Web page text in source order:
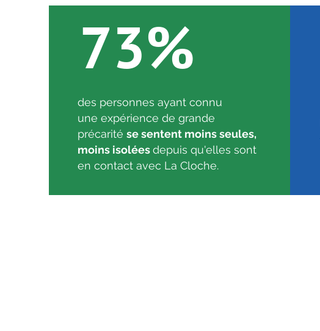
des personnes ayant connu
une expérience de grande
précaritése sentent moins seules,
moins isoléesdepuis qu'elles sont
en contact avec La Cloche.
73%